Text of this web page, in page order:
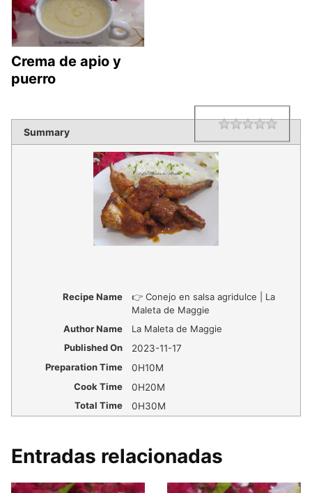
Crema de apio y
puerro
Summary Rating
Recipe Name
👉 Conejo en salsa agridulce | La
Maleta de Maggie
Author Name
La Maleta de Maggie
Published On
2023-11-17
Preparation Time
0H10M
Cook Time
0H20M
Total Time
0H30M
Entradas relacionadas